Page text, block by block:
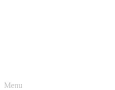
Menu